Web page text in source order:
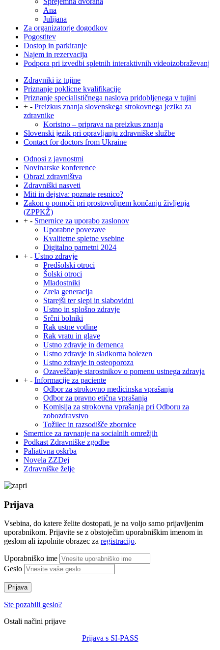
Ana
Julijana
Za organizatorje dogodkov
Pogostitev
Dostop in parkiranje
Najem in rezervacija
Podpora pri izvedbi spletnih interaktivnih videoizobraževanj
Zdravniki iz tujine
Priznanje poklicne kvalifikacije
Priznanje specialističnega naslova pridobljenega v tujini
+ - Preizkus znanja slovenskega strokovnega jezika za
zdravnike
Koristno – priprava na preizkus znanja
Slovenski jezik pri opravljanju zdravniške službe
Contact for doctors from Ukraine
Odnosi z javnostmi
Novinarske konference
Obrazi zdravništva
Zdravniški nasveti
Miti in dejstva: poznate resnico?
Zakon o pomoči pri prostovoljnem končanju življenja
(ZPPKŽ)
+ - Smernice za uporabo zaslonov
Uporabne povezave
Kvalitetne spletne vsebine
Digitalno pametni 2024
+ - Ustno zdravje
Predšolski otroci
Šolski otroci
Mladostniki
Zrela generacija
Starejši ter slepi in slabovidni
Ustno in splošno zdravje
Srčni bolniki
Rak ustne votline
Rak vratu in glave
Ustno zdravje in demenca
Ustno zdravje in sladkorna bolezen
Ustno zdravje in osteoporoza
Ozaveščanje starostnikov o pomenu ustnega zdravja
+ - Informacije za paciente
Odbor za strokovno medicinska vprašanja
Odbor za pravno etična vprašanja
Komisija za strokovna vprašanja pri Odboru za
zobozdravstvo
Tožilec in razsodišče zbornice
Smernice za ravnanje na socialnih omrežjih
Podkast Zdravniške zgodbe
Paliativna oskrba
Novela ZZDej
Zdravniške želje
Prijava
Vsebina, do katere želite dostopati, je na voljo samo prijavljenim
uporabnikom. Prijavite se z obstoječim uporabniškim imenom in
geslom ali izpolnite obrazec za registracijo.
Uporabniško ime
Geslo
Prijava
Ste pozabili geslo?
Ostali načini prijave
Prijava s SI-PASS